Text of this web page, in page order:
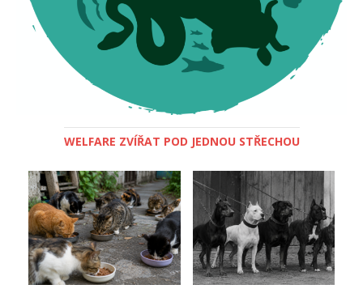
WELFARE ZVÍŘAT POD JEDNOU STŘECHOU